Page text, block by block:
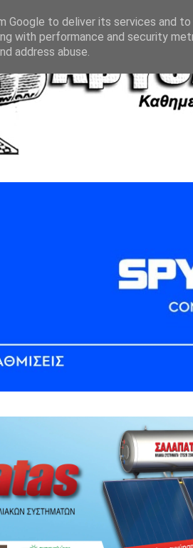
Google to deliver its services and
with performance and security
address abuse.